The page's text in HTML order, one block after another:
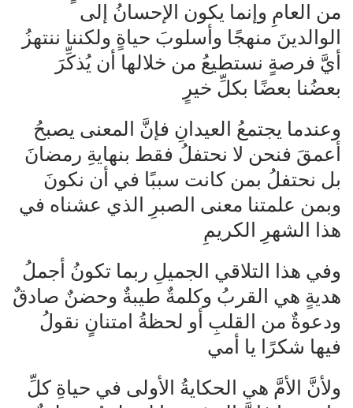
من العامِ وإنما يكون الإحسانُ إلى
الوالدينَ منهجًا وأسلوبَ حياةٍ ولكننا ننتهزُ
أيَّ فرصةٍ نستطيعُ من خلالها أن يُذكِّرَ
بعضُنا بعضًا بكلِّ خيرٍ
وعندما يجتمعُ العيدانِ فإنَّ المعنى يصبحُ
أعمقَ فنحن لا نحتفلُ فقط بنهايةِ رمضانَ
بل نحتفلُ بمن كانت سببًا في أن نكونَ
وبمن علمتنا معنى الصبرِ الذي عشناه في
هذا الشهرِ الكريمِ
وفي هذا التلاقي الجميلِ ربما تكونُ أجملُ
هديةٍ هي القربُ وكلمةٌ طيبةٌ وحضنٌ صادقٌ
ودعوةٌ من القلبِ أو لحظةُ امتنانٍ نقولُ
فيها شكرًا يا أمي
ولأنَّ الأمَّ هي الحكايةُ الأولى في حياةِ كلِّ